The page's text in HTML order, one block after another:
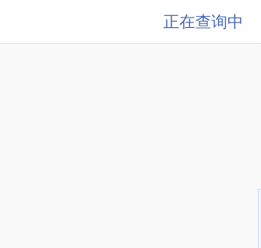
正在查询中